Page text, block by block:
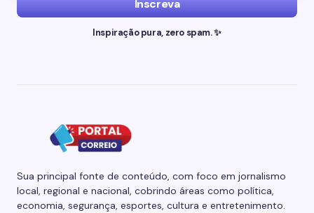
Inscreva
Inspiração pura, zero spam. ✨
Sua principal fonte de conteúdo, com foco em jornalismo
local, regional e nacional, cobrindo áreas como política,
economia, segurança, esportes, cultura e entretenimento.